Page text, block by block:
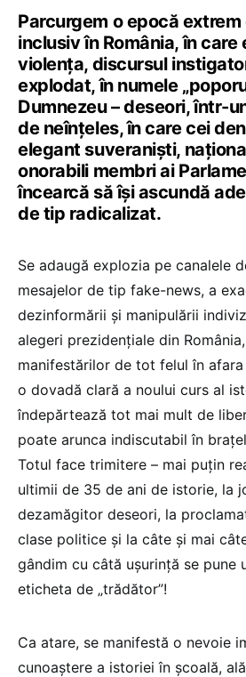
Parcurgem o epocă
inclusiv în România, în care
violența, discursul
explodat, în numele
Dumnezeu – deseori, într-
de neînțeles, în care cei
elegant suveraniști,
onorabili membri ai
încearcă să își ascundă
de tip radicalizat.
Se adaugă explozia pe canalele
mesajelor de tip fake-news, a
dezinformării și manipulării
alegeri prezidențiale din
manifestărilor de tot felul în
o dovadă clară a noului curs al
îndepărtează tot mai mult de
poate arunca indiscutabil în
Totul face trimitere – mai puțin
ultimii de 35 de ani de istorie, la
dezamăgitor deseori, la
clase politice și la câte și mai
gândim cu câtă ușurință se pune
eticheta de „trădător”!
Ca atare, se manifestă o nevoie
cunoaștere a istoriei în școală,